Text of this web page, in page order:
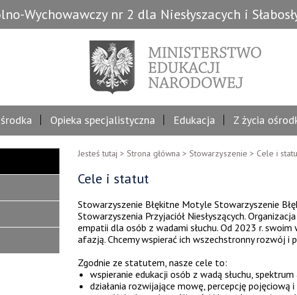
Wychowawczy nr 2 dla Niesłyszacych i
Opieka specjalistyczna Edukacja Z życia
Jesteś tutaj > Strona główna > Stowarzyszenie > Cele i
Cele i statut
Stowarzyszenie Błękitne Motyle Stowarzyszenie
Stowarzyszenia Przyjaciół Niesłyszących.
empatii dla osób z wadami słuchu. Od 2023 r.
afazją. Chcemy wspierać ich wszechstronny rozwój i
Zgodnie ze statutem, nasze cele to:
wspieranie edukacji osób z wadą słuchu,
działania rozwijające mowę, percepcję pojęciową